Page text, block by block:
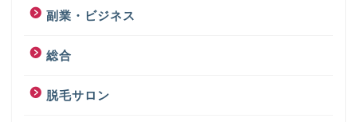
副業・ビジネス
総合
脱毛サロン